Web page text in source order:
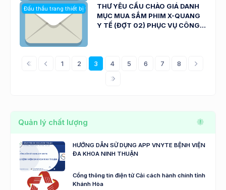
KHÁM, CHỮA BỆNH CỦA BỆNH
VIỆN ĐA KHOA NINH THUẬN (SỐ:
2833/ TYC-BVNT NGÀY
Đấu thầu trang thiết bị y tế
THƯ YÊU CẦU CHÀO GIÁ DANH
MỤC MUA SẮM PHIM X-QUANG
Y TẾ (ĐỢT 02) PHỤC VỤ CÔNG
THUẬN (SỐ: 2832/ TYC-BVNT
NGÀY 17/7/2026)
1 2 3 4 5 6 7 8
Quản lý chất lượng
HƯỚNG DẪN SỬ DỤNG APP VNYTE BỆNH VIỆN
ĐA KHOA NINH THUẬN
Cổng thông tin điện tử Cải cách hành chính tỉnh
Khánh Hòa